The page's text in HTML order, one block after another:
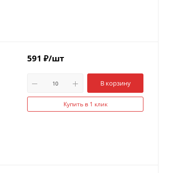
591 ₽/шт
В корзину
Купить в 1 клик